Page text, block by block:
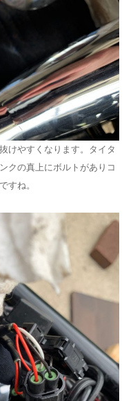
けやすくなります。タイタ
クの真上にボルトがありコ
すね。